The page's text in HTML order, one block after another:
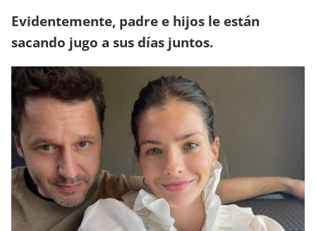
Evidentemente, padre e hijos le están
sacando jugo a sus días juntos.